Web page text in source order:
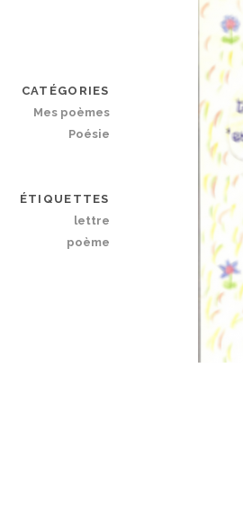
CATÉGORIES
Mes poèmes
Poésie
ÉTIQUETTES
lettre
poème